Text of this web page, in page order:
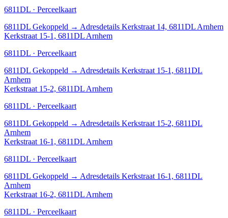
6811DL · Perceelkaart
6811DL Gekoppeld → Adresdetails Kerkstraat 14, 6811DL Arnhem
Kerkstraat 15-1, 6811DL Arnhem
6811DL · Perceelkaart
6811DL Gekoppeld → Adresdetails Kerkstraat 15-1, 6811DL
Arnhem
Kerkstraat 15-2, 6811DL Arnhem
6811DL · Perceelkaart
6811DL Gekoppeld → Adresdetails Kerkstraat 15-2, 6811DL
Arnhem
Kerkstraat 16-1, 6811DL Arnhem
6811DL · Perceelkaart
6811DL Gekoppeld → Adresdetails Kerkstraat 16-1, 6811DL
Arnhem
Kerkstraat 16-2, 6811DL Arnhem
6811DL · Perceelkaart